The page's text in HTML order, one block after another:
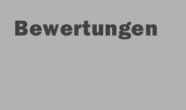
Bewertungen